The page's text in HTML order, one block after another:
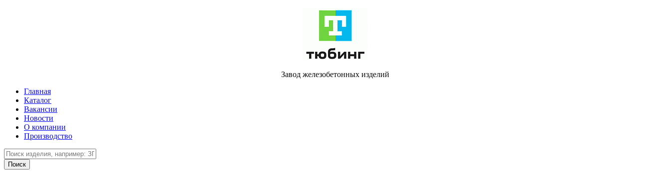
Завод железобетонных изделий
Главная
Каталог
Вакансии
Новости
О компании
Производство